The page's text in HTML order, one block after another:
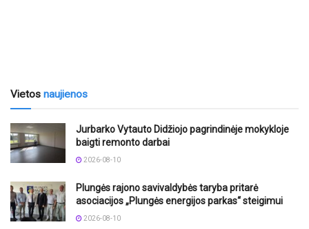
Vietos naujienos
Jurbarko Vytauto Didžiojo pagrindinėje mokykloje
baigti remonto darbai
2026-08-10
Plungės rajono savivaldybės taryba pritarė
asociacijos „Plungės energijos parkas“ steigimui
2026-08-10